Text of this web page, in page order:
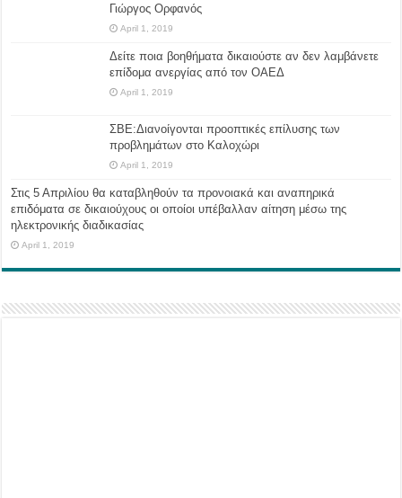
Γιώργος Ορφανός
April 1, 2019
Δείτε ποια βοηθήματα δικαιούστε αν δεν λαμβάνετε
επίδομα ανεργίας από τον ΟΑΕΔ
April 1, 2019
ΣΒΕ:Διανοίγονται προοπτικές επίλυσης των
προβλημάτων στο Καλοχώρι
April 1, 2019
Στις 5 Απριλίου θα καταβληθούν τα προνοιακά και αναπηρικά
επιδόματα σε δικαιούχους οι οποίοι υπέβαλλαν αίτηση μέσω της
ηλεκτρονικής διαδικασίας
April 1, 2019